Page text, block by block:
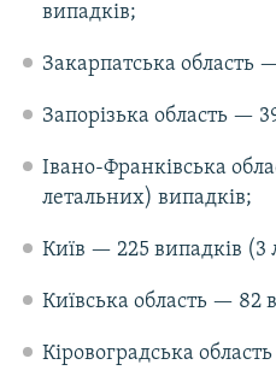
випадків;
Закарпатська область
Запорізька область —
Івано-Франківська
летальних) випадків;
Київ — 225 випадків (3
Київська область — 82
Кіровоградська